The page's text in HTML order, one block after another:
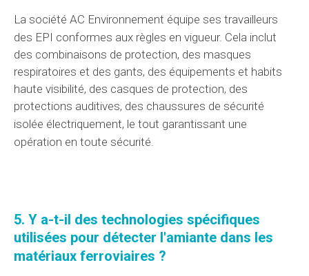
La société AC Environnement équipe ses travailleurs
des EPI conformes aux règles en vigueur. Cela inclut
des combinaisons de protection, des masques
respiratoires et des gants, des équipements et habits
haute visibilité, des casques de protection, des
protections auditives, des chaussures de sécurité
isolée électriquement, le tout garantissant une
opération en toute sécurité.
5. Y a-t-il des technologies spécifiques
utilisées pour détecter l'amiante dans les
matériaux ferroviaires ?